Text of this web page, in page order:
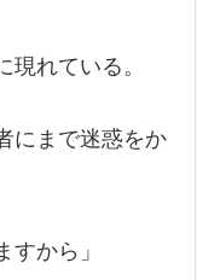
れている。
にまで迷惑をか
すから」